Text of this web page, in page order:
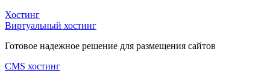
Хостинг
Виртуальный хостинг
Готовое надежное решение для размещения сайтов
CMS хостинг